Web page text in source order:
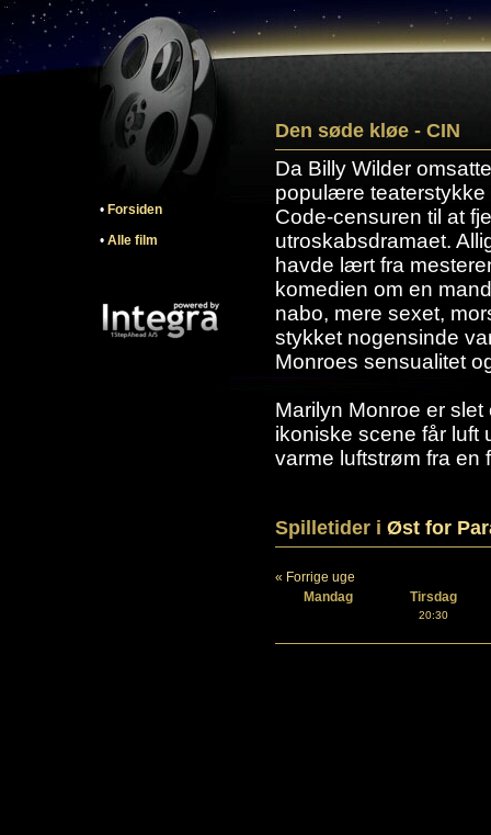
• Forsiden
• Alle film
Den søde kløe - CIN
Da Billy Wilder
populære teaterstykke
Code-censuren til at
utroskabsdramaet.
havde lært fra
komedien om en
nabo, mere sexet,
stykket nogensinde
Monroes sensualitet
Marilyn Monroe er slet
ikoniske scene får luft
varme luftstrøm fra en
Spilletider i Øst for
« Forrige uge
Mandag
Tirsdag
20:30